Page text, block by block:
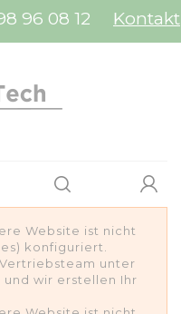
96 08 12 Kontakt
Website ist nicht
konfiguriert.
unter
wir erstellen Ihr